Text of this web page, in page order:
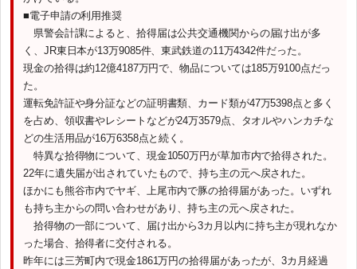
■電子申請の利用推奨
県警会計課によると、拾得届は公共交通機関からの届け出が多
く、JR東日本が13万9085件、東武鉄道の11万4342件だった。
現金の拾得は約12億4187万円で、物品については185万9100点だっ
た。
運転免許証や身分証などの証明書類、カード類が47万5398点と多く
を占め、領収書やレシートなどが24万3579点、タオルやハンカチな
どの生活用品が16万6358点と続く。
特異な拾得物について、現金1050万円が草加市内で拾得された。
22年に遺失届が出されていたもので、持ち主の元へ戻された。
ほかにも熊谷市内でヤギ、上尾市内で豚の拾得届があった。いずれ
も持ち主からの問い合わせがあり、持ち主の元へ戻された。
拾得物の一部について、届け出から3カ月以内に持ち主が現れなか
った場合、拾得者に交付される。
昨年には三芳町内で現金1861万円の拾得届があったが、3カ月経過